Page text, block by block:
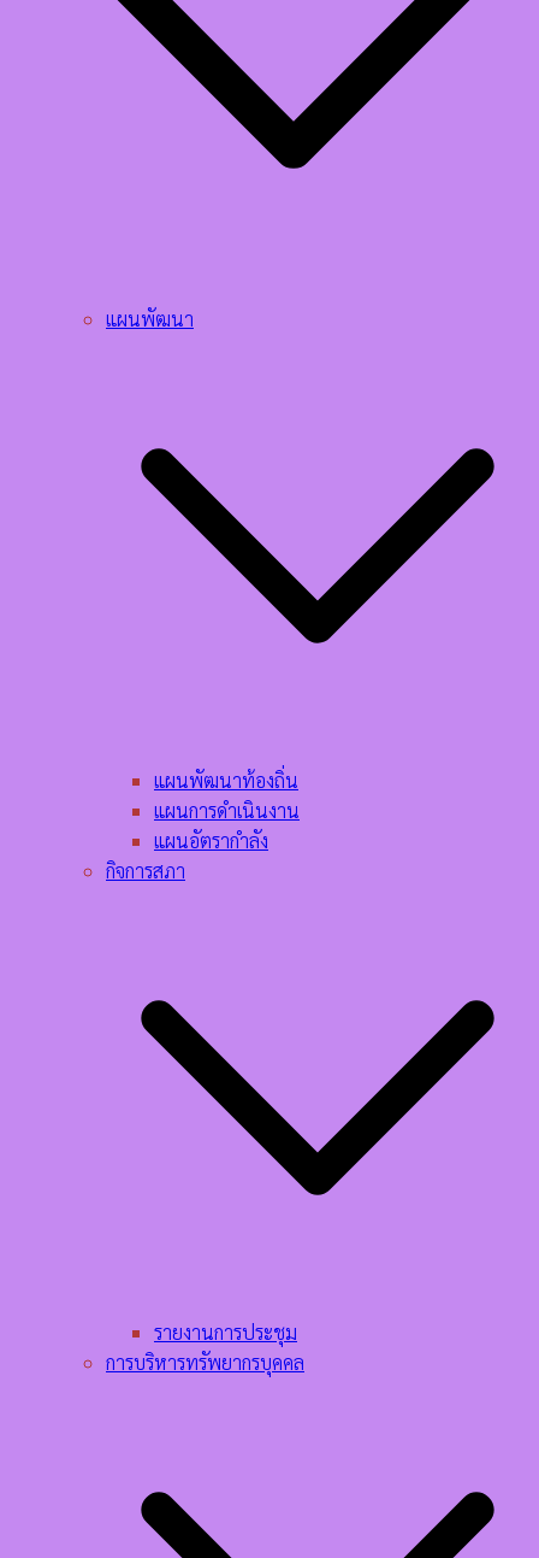
แผนพัฒนา
แผนพัฒนาท้องถิ่น
แผนการดำเนินงาน
แผนอัตรากำลัง
กิจการสภา
รายงานการประชุม
การบริหารทรัพยากรบุคคล